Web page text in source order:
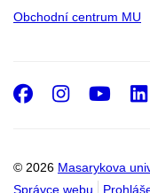
Obchodní centrum MU
© 2026 Masarykova
Správce webu
Facebook